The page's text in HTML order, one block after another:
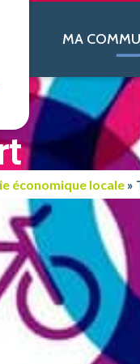
MA
économique locale »